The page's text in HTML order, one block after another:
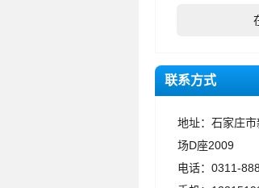
联系方式
地址：石家庄
场D座2009
电话：0311-